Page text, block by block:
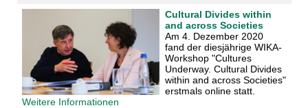
Cultural Divides within
and across Societies
Am 4. Dezember 2020
fand der diesjährige WIKA-
Workshop "Cultures
Underway. Cultural Divides
within and across Societies"
erstmals online statt.
Weitere Informationen